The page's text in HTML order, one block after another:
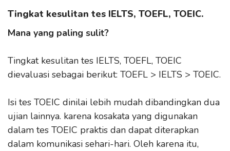
Tingkat kesulitan tes IELTS, TOEFL, TOEIC.
Mana yang paling sulit?
Tingkat kesulitan tes IELTS, TOEFL, TOEIC
dievaluasi sebagai berikut: TOEFL > IELTS > TOEIC.
Isi tes TOEIC dinilai lebih mudah dibandingkan dua
ujian lainnya. karena kosakata yang digunakan
dalam tes TOEIC praktis dan dapat diterapkan
dalam komunikasi sehari-hari. Oleh karena itu,